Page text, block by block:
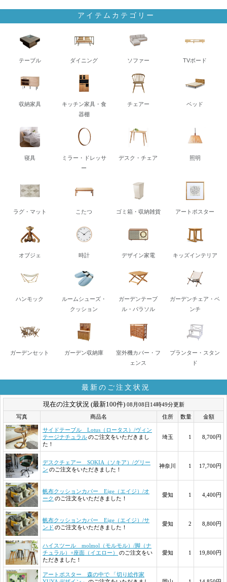
アイテムカテゴリー
テーブル ダイニング ソファー TVボード
収納家具
キッチン家具・食
器棚
チェアー ベッド
寝具
ミラー・ドレッサ
ー
デスク・チェア 照明
ラグ・マット こたつ ゴミ箱・収納雑貨 アートポスター
オブジェ 時計 デザイン家電 キッズインテリア
ハンモック
ルームシューズ・
クッション
ガーデンテーブ
ル・パラソル
ガーデンチェア・ベ
ンチ
ガーデンセット ガーデン収納庫
室外機カバー・フ
ェンス
プランター・スタン
ド
最新のご注文状況